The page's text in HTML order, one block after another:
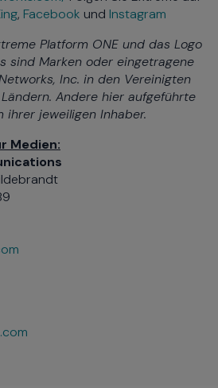
, Facebook und Instagram
Platform ONE und das Logo
sind Marken oder eingetragene
Inc. in den Vereinigten
Andere hier aufgeführte
ihrer jeweiligen Inhaber.
Medien: